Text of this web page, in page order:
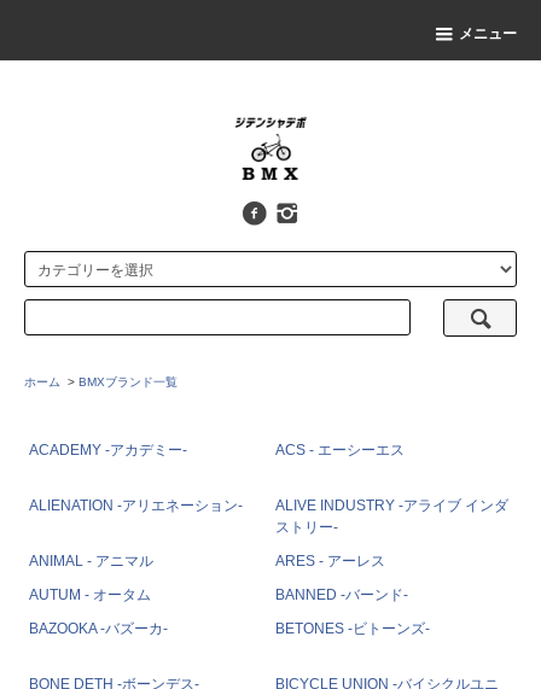
メニュー
ホーム > BMXブランド一覧
ACADEMY -アカデミー- ACS - エーシーエス
ALIENATION -アリエネーション-
ALIVE INDUSTRY -アライブ インダ
ストリー-
ANIMAL - アニマル
ARES - アーレス
AUTUM - オータム
BANNED -バーンド-
BAZOOKA -バズーカ-
BETONES -ビトーンズ-
BONE DETH -ボーンデス-
BICYCLE UNION -バイシクルユニ